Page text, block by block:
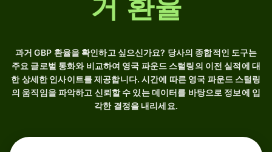
거 환율
과거 GBP 환율을 확인하고 싶으신가요? 당사의 종합적인 도구는
주요 글로벌 통화와 비교하여 영국 파운드 스털링의 이전 실적에 대
한 상세한 인사이트를 제공합니다. 시간에 따른 영국 파운드 스털링
의 움직임을 파악하고 신뢰할 수 있는 데이터를 바탕으로 정보에 입
각한 결정을 내리세요.